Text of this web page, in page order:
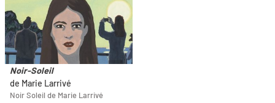
Noir-Soleil
de Marie Larrivé
Noir Soleil de Marie Larrivé